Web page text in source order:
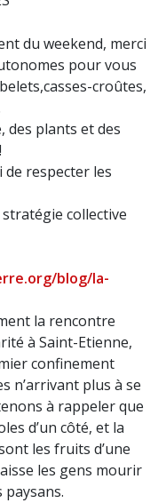
du weekend, merci
pour vous
croûtes,
des plants et des
de respecter les
stratégie collective
blog/la-
la rencontre
à Saint-Etienne,
confinement
n’arrivant plus à se
à rappeler que
d’un côté, et la
les fruits d’une
les gens mourir